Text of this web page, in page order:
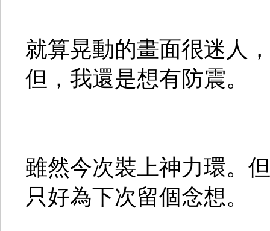
就算晃動的畫面很迷人
但，我還是想有防震。
雖然今次裝上神力環。
只好為下次留個念想。